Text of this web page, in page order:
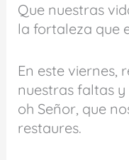
Que nuestras
la fortaleza que
En este viernes,
nuestras faltas y
oh Señor, que
restaures.